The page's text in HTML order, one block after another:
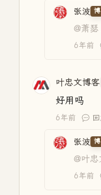
张波
@萧瑟
6年前
叶忠文博客
好用吗
6年前 回
张波
@叶
6年前